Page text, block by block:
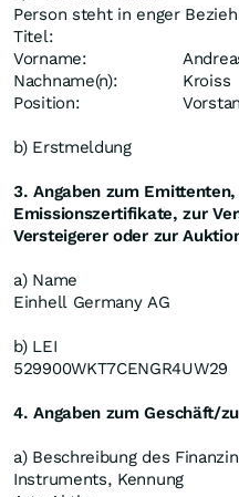
Person steht in enger
Titel:
Vorname:
Nachname(n):
Kroiss
Position:
b) Erstmeldung
3. Angaben zum
Emissionszertifikate, zur
Versteigerer oder zur
a) Name
Einhell Germany AG
b) LEI
529900WKT7CENGR4UW29
4. Angaben zum Geschäft/
a) Beschreibung des
Instruments, Kennung